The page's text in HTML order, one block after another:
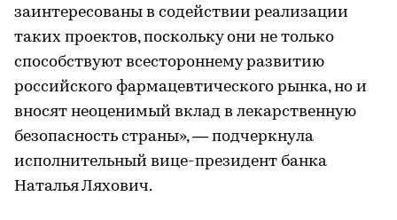
заинтересованы в содействии реализации
таких проектов, поскольку они не только
способствуют всестороннему развитию
российского фармацевтического рынка, но и
вносят неоценимый вклад в лекарственную
безопасность страны», — подчеркнула
исполнительный вице-президент банка
Наталья Ляхович.